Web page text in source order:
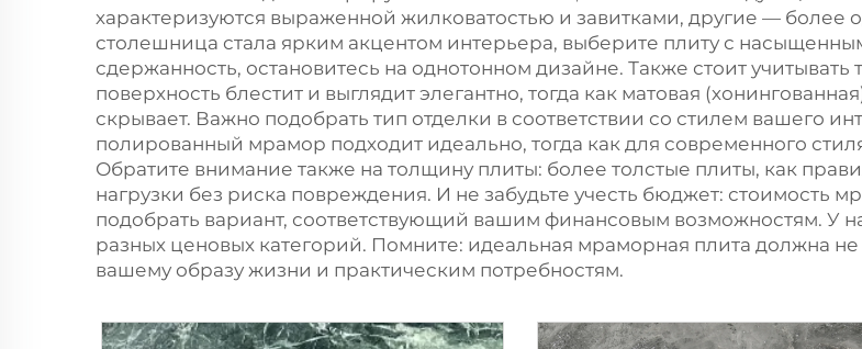
характеризуются выраженной жилковатостью и завитками, другие — более
столешница стала ярким акцентом интерьера, выберите плиту с
сдержанность, остановитесь на однотонном дизайне. Также стоит
поверхность блестит и выглядит элегантно, тогда как матовая
скрывает. Важно подобрать тип отделки в соответствии со стилем вашего
полированный мрамор подходит идеально, тогда как для современного
Обратите внимание также на толщину плиты: более толстые плиты, как
нагрузки без риска повреждения. И не забудьте учесть бюджет: стоимость
подобрать вариант, соответствующий вашим финансовым возможностям. У
разных ценовых категорий. Помните: идеальная мраморная плита должна не
вашему образу жизни и практическим потребностям.